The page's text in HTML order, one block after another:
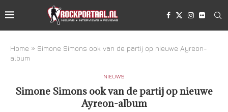
Home » Simone Simons ook van de partij op nieuwe Ayreon-
album
NIEUWS
Simone Simons ook van de partij op nieuwe
Ayreon-album